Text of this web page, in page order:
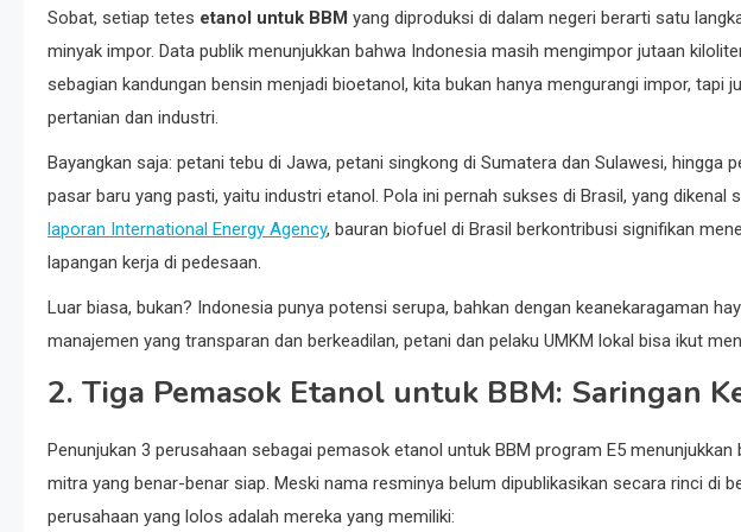
Sobat, setiap tetes etanol untuk BBM yang diproduksi di dalam negeri berarti satu
minyak impor. Data publik menunjukkan bahwa Indonesia masih mengimpor jutaan
sebagian kandungan bensin menjadi bioetanol, kita bukan hanya mengurangi impor, tapi
pertanian dan industri.
Bayangkan saja: petani tebu di Jawa, petani singkong di Sumatera dan Sulawesi, hingga
pasar baru yang pasti, yaitu industri etanol. Pola ini pernah sukses di Brasil, yang
laporan International Energy Agency, bauran biofuel di Brasil berkontribusi signifikan
lapangan kerja di pedesaan.
Luar biasa, bukan? Indonesia punya potensi serupa, bahkan dengan keanekaragaman
manajemen yang transparan dan berkeadilan, petani dan pelaku UMKM lokal bisa ikut
2. Tiga Pemasok Etanol untuk BBM: Saringan
Penunjukan 3 perusahaan sebagai pemasok etanol untuk BBM program E5
mitra yang benar-benar siap. Meski nama resminya belum dipublikasikan secara rinci di
perusahaan yang lolos adalah mereka yang memiliki: